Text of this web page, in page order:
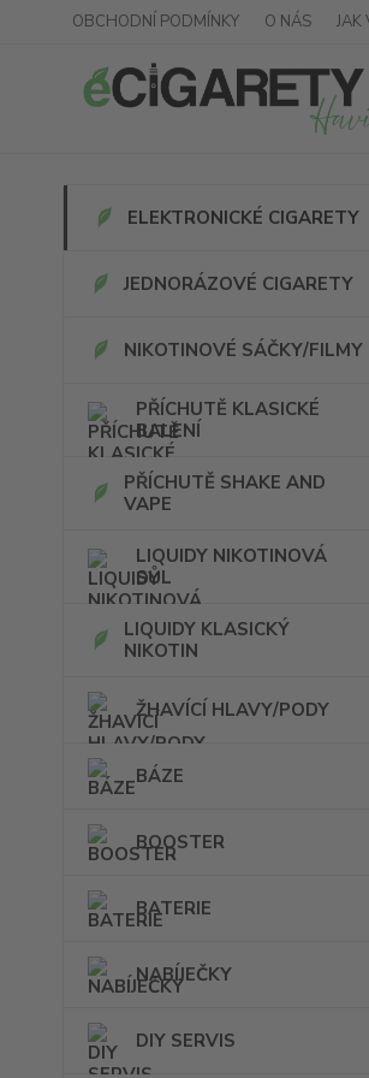
OBCHODNÍ PODMÍNKY O NÁS JAK
ELEKTRONICKÉ CIGARETY
JEDNORÁZOVÉ CIGARETY
NIKOTINOVÉ SÁČKY/FILMY
PŘÍCHUTĚ KLASICKÉ
BALENÍ
PŘÍCHUTĚ SHAKE AND
VAPE
LIQUIDY NIKOTINOVÁ
SŮL
LIQUIDY KLASICKÝ
NIKOTIN
ŽHAVÍCÍ HLAVY/PODY
BÁZE
BOOSTER
BATERIE
NABÍJEČKY
DIY SERVIS